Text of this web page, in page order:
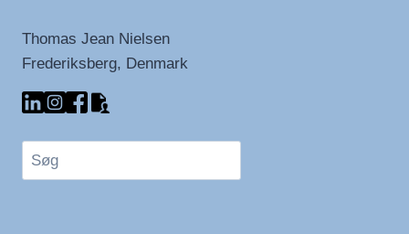
TIL
OG
Thomas Jean Nielsen
Frederiksberg, Denmark
Søg